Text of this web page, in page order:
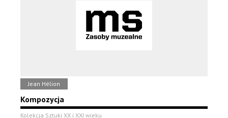
Jean Hélion
Kompozycja
Kolekcja Sztuki XX i XXI wieku